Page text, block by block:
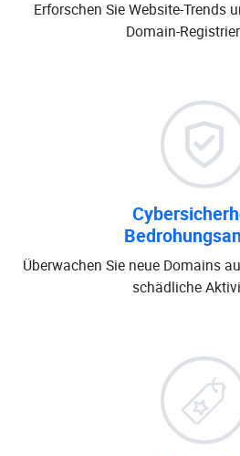
Erforschen Sie Website-Trends
Domain-
Überwachen Sie neue Domains
schädliche